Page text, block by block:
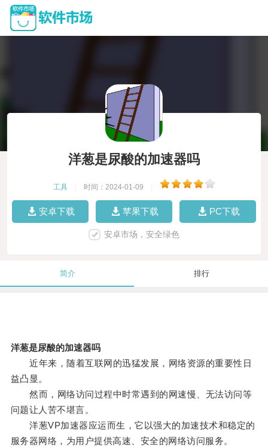
洋葱是尿酸的加速器吗
工具 时间：2024-01-09
安卓下载 苹果下载 PC下载
安卓市场，安全绿色
简介 排行
洋葱是尿酸的加速器吗
近年来，随着互联网的迅猛发展，网络资源的重要性日
益凸显。
然而，网络访问过程中时常遇到的网速慢、无法访问等
问题让人苦不堪言。
洋葱VP加速器应运而生，它以强大的加速技术和稳定的
服务器网络，为用户提供高速、安全的网络访问服务。